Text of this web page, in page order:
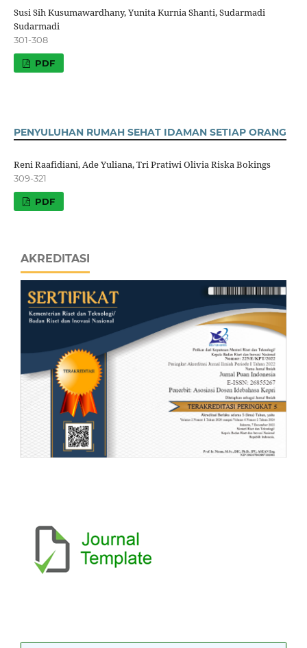
Susi Sih Kusumawardhany, Yunita Kurnia Shanti, Sudarmadi
Sudarmadi
301-308
PDF
PENYULUHAN RUMAH SEHAT IDAMAN SETIAP ORANG
Reni Raafidiani, Ade Yuliana, Tri Pratiwi Olivia Riska Bokings
309-321
PDF
AKREDITASI